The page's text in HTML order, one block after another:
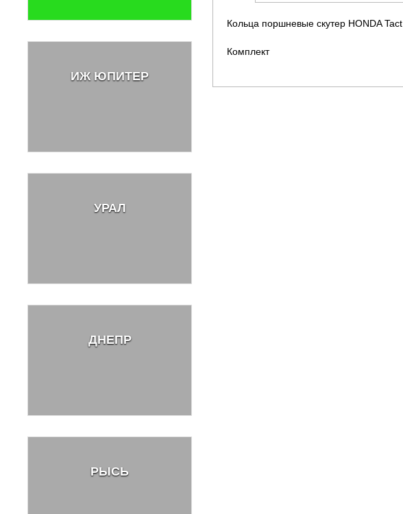
ИЖ ЮПИТЕР
УРАЛ
ДНЕПР
РЫСЬ
Кольца поршневые скутер HONDA Tact
Комплект